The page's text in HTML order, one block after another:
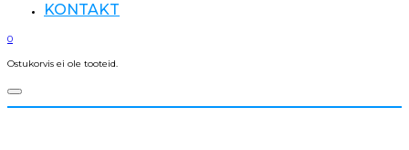
KONTAKT
0
Ostukorvis ei ole tooteid.